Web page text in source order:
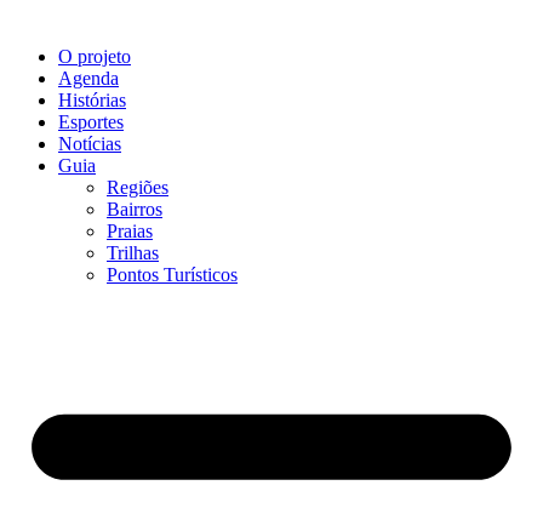
O projeto
Agenda
Histórias
Esportes
Notícias
Guia
Regiões
Bairros
Praias
Trilhas
Pontos Turísticos